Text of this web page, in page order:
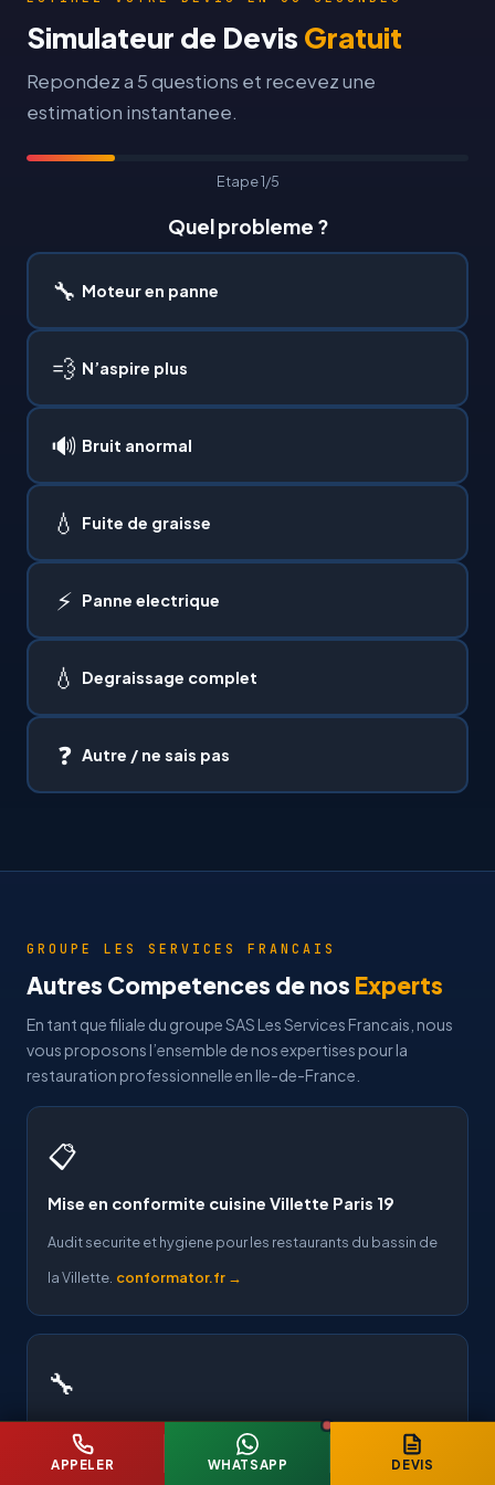
inspections sanitaires.
electrique, mesure du debit d’air, et delivrance de
l’attestation de conformite HACCP. Nos clients
sous contrat reduisent leurs pannes imprevues de
70%.
Simulateur de Devis Gratuit
Repondez a 5 questions et recevez une
estimation instantanee.
Etape 1/5
Quel probleme ?
🔧 Moteur en panne
💨 N’aspire plus
🔊 Bruit anormal
💧 Fuite de graisse
⚡ Panne electrique
💧 Degraissage complet
❓ Autre / ne sais pas
GROUPE LES SERVICES FRANCAIS
Autres Competences de nos Experts
En tant que filiale du groupe SAS Les Services Francais, nous
vous proposons l’ensemble de nos expertises pour la
restauration professionnelle en Ile-de-France.
📋
Mise en conformite cuisine Villette Paris 19
Audit securite et hygiene pour les restaurants du bassin de
la Villette. conformator.fr →
🔧
Poser hotte cuisine pro Villette 19e
Installation de hottes pour les restaurants du bassin de la
APPELER WHATSAPP DEVIS